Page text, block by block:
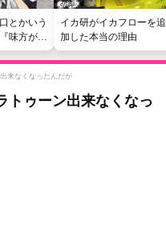
とかいう
味方が弱
される苦
イカ研がイカフローを追
加した本当の理由
来なくなったんだが
トゥーン出来なくなっ